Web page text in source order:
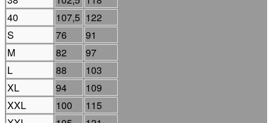
40
107,5 122
S
76
91
M
82
97
L
88
103
XL
94
109
XXL
100
115